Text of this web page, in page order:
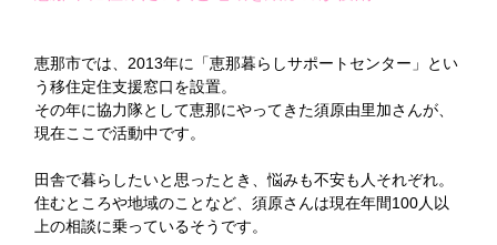
恵那市では、2013年に「恵那暮らしサポートセンター」とい
う移住定住支援窓口を設置。
その年に協力隊として恵那にやってきた須原由里加さんが、
現在ここで活動中です。
田舎で暮らしたいと思ったとき、悩みも不安も人それぞれ。
住むところや地域のことなど、須原さんは現在年間100人以
上の相談に乗っているそうです。